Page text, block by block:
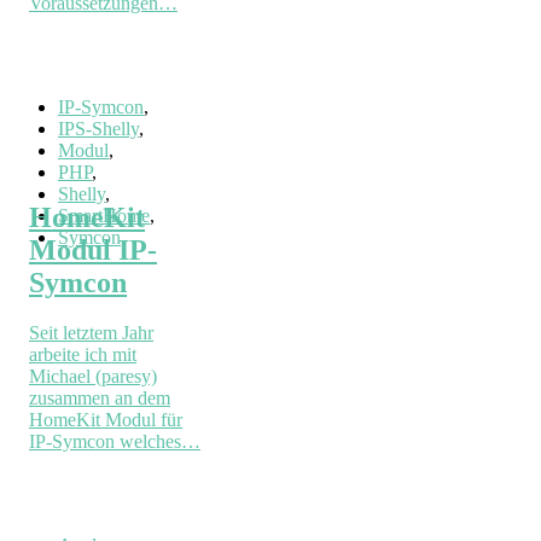
IP-Symcon,
IPS-Shelly,
Modul,
PHP,
Shelly,
SmartHome,
Symcon
HomeKit
Modul IP-
Symcon
Seit letztem Jahr
arbeite ich mit
Michael (paresy)
zusammen an dem
HomeKit Modul für
IP-Symcon welches…